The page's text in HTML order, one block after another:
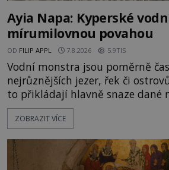
Ayia Napa: Kyperské
mírumilovnou povahou
OD FILIP APPL 7.8.2026 5.9TIS
Vodní monstra jsou poměrně
nejrůznějších jezer, řek či
to přikládají hlavně snaze dané
přitáhnout k němu pozornost
nakloněných turistů. Je to také případ kyperského
legendami o něm ukrývat
V blízkosti Mysu Greco, jak se
ZOBRAZIT VÍCE